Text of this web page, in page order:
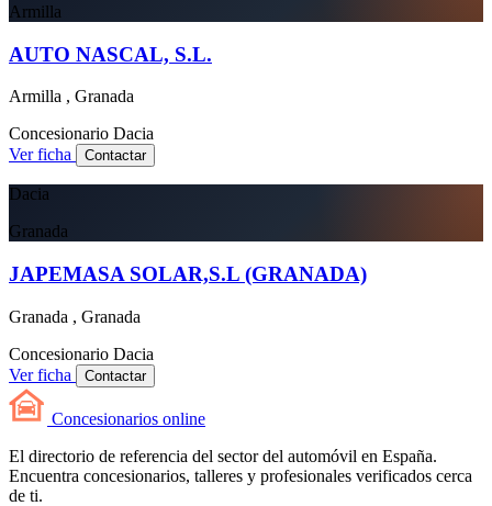
Armilla
AUTO NASCAL, S.L.
Armilla , Granada
Concesionario Dacia
Ver ficha
Contactar
Dacia
Granada
JAPEMASA SOLAR,S.L (GRANADA)
Granada , Granada
Concesionario Dacia
Ver ficha
Contactar
Concesionarios online
El directorio de referencia del sector del automóvil en España.
Encuentra concesionarios, talleres y profesionales verificados cerca
de ti.